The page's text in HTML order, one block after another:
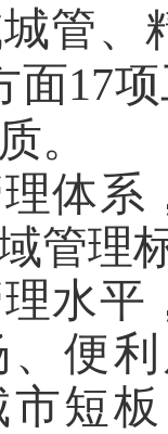
管、
面17
。
体系
管理
水平
、便
市短